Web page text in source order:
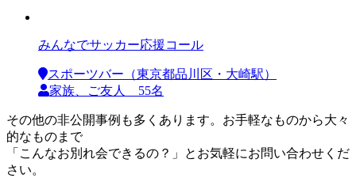
みんなでサッカー応援コール
スポーツバー（東京都品川区・大崎駅）
家族、ご友人 55名
その他の非公開事例も多くあります。お手軽なものから大々
的なものまで
「こんなお別れ会できるの？」とお気軽にお問い合わせくだ
さい。